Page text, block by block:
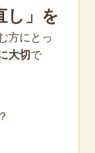
し」を
方にとっ
大切で